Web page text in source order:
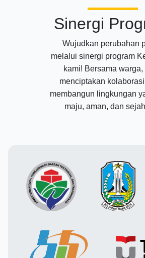
Sinergi
Wujudkan perubahan
melalui sinergi program
kami! Bersama warga,
menciptakan
membangun lingkungan
maju, aman, dan